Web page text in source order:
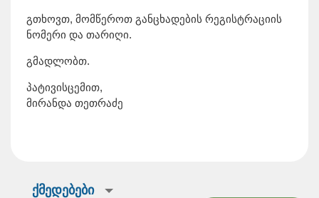
გთხოვთ, მომწეროთ განცხადების რეგისტრაციის
ნომერი და თარიღი.
გმადლობთ.
პატივისცემით,
მირანდა თეთრაძე
ქმედებები